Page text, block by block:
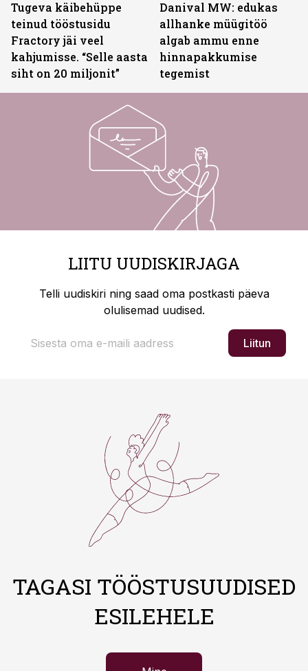
Tugeva käibehüppe
teinud tööstusidu
Fractory jäi veel
kahjumisse. “Selle aasta
siht on 20 miljonit”
Danival MW: edukas
allhanke müügitöö
algab ammu enne
hinnapakkumise
tegemist
LIITU UUDISKIRJAGA
Telli uudiskiri ning saad oma postkasti päeva
olulisemad uudised.
Liitun
TAGASI TÖÖSTUSUUDISED
ESILEHELE